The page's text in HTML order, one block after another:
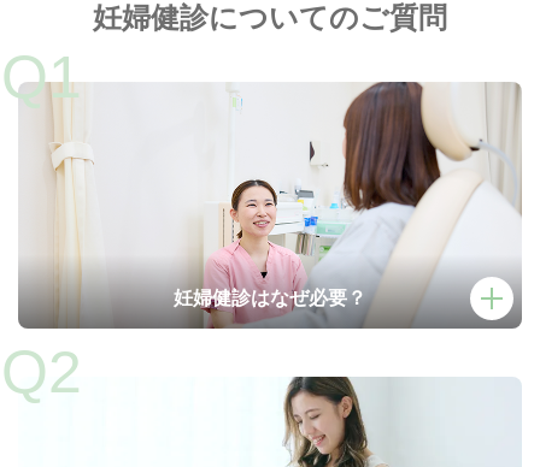
妊婦健診についてのご質問
妊婦健診はなぜ必要？
妊婦健診は、
妊婦さんと赤ちゃんの健康状態を定期的に確認
するため
病気の有無を調べるだけでなく、医師や助産師に、妊娠や育児に